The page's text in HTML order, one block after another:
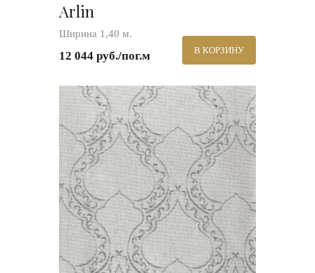
Arlin
Ширина 1,40 м.
12 044 руб./пог.м В КОРЗИНУ